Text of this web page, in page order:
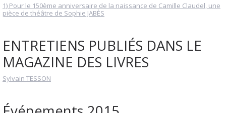
1) Pour le 150ème anniversaire de la naissance de Camille Claudel, une
pièce de théâtre de Sophie JABÈS
ENTRETIENS PUBLIÉS DANS LE
MAGAZINE DES LIVRES
Sylvain TESSON